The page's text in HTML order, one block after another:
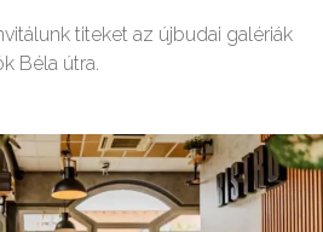
titeket az újbudai galériák
Béla útra.